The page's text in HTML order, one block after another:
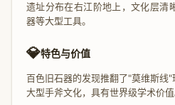
遗址分布在右江阶地上，文化层清
器等大型工具。
💎特色与价值
百色旧石器的发现推翻了"莫维斯线
大型手斧文化，具有世界级学术价值